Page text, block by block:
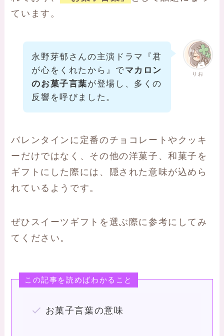
ています。
りお
永野芽郁さんの主演ドラマ『君
が心をくれたから』でマカロン
のお菓子言葉が登場し、多くの
反響を呼びました。
バレンタインに定番のチョコレートやクッキ
ーだけではなく、その他の洋菓子、和菓子を
ギフトにした際には、隠された意味が込めら
れているようです。
ぜひスイーツギフトを選ぶ際に参考にしてみ
てください。
この記事を読めばわかること
お菓子言葉の意味